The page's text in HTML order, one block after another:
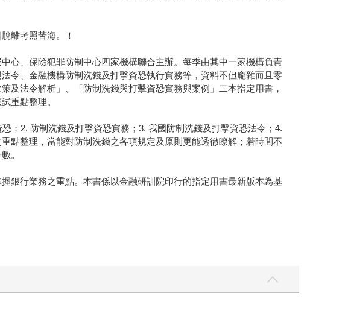
離考照苦海。！
心、保險犯罪防制中心四家機構聯合主辦。每季由其中一家機構負責
令、金融機構防制洗錢及打擊資恐執行實務等，資料不但龐雜而且零
及法令解析」、「防制洗錢與打擊資恐實務與案例」二本指定用書，
重點整理。
；2. 防制洗錢及打擊資恐實務；3. 我國防制洗錢及打擊資恐法令；4.
點整理，當能對防制洗錢之各項規定及原則更能透徹瞭解；若時間不
。
銀行業務之重點。本書係以金融研訓院印行的指定用書最新版本為基